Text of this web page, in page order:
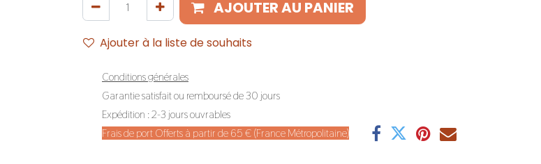
AJOUTER AU PANIER
Ajouter à la liste de souhaits
Conditions générales
Garantie satisfait ou remboursé de 30 jours
Expédition : 2-3 jours ouvrables
Frais de port Offerts à partir de 65 € (France Métropolitaine)